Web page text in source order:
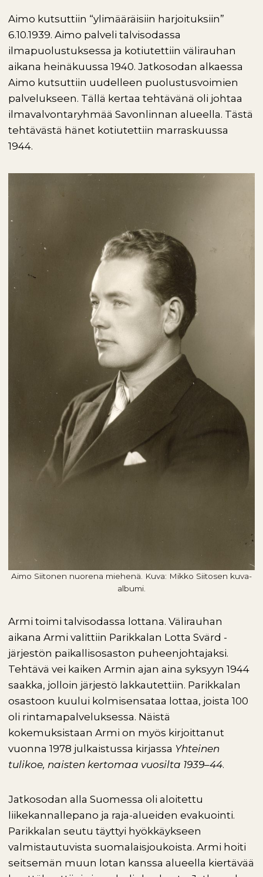
Aimo kutsuttiin “ylimääräisiin harjoituksiin”
6.10.1939. Aimo palveli talvisodassa
ilmapuolustuksessa ja kotiutettiin välirauhan
aikana heinäkuussa 1940. Jatkosodan alkaessa
Aimo kutsuttiin uudelleen puolustusvoimien
palvelukseen. Tällä kertaa tehtävänä oli johtaa
ilmavalvontaryhmää Savonlinnan alueella. Tästä
tehtävästä hänet kotiutettiin marraskuussa
1944.
Aimo Siitonen nuorena miehenä. Kuva: Mikko Siitosen kuva-
albumi.
Armi toimi talvisodassa lottana. Välirauhan
aikana Armi valittiin Parikkalan Lotta Svärd -
järjestön paikallisosaston puheenjohtajaksi.
Tehtävä vei kaiken Armin ajan aina syksyyn 1944
saakka, jolloin järjestö lakkautettiin. Parikkalan
osastoon kuului kolmisensataa lottaa, joista 100
oli rintamapalveluksessa. Näistä
kokemuksistaan Armi on myös kirjoittanut
vuonna 1978 julkaistussa kirjassa Yhteinen
tulikoe, naisten kertomaa vuosilta 1939–44.
Jatkosodan alla Suomessa oli aloitettu
liikekannallepano ja raja-alueiden evakuointi.
Parikkalan seutu täyttyi hyökkäykseen
valmistautuvista suomalaisjoukoista. Armi hoiti
seitsemän muun lotan kanssa alueella kiertävää